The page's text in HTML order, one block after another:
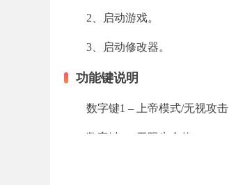
2、启动游戏。
3、启动修改器。
功能键说明
数字键1 – 上帝模式/无视攻击
数字键2 – 无限生命值